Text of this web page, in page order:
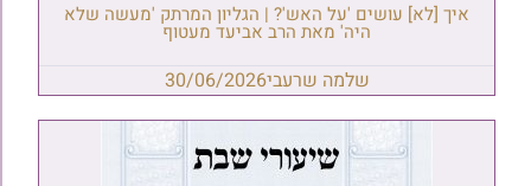
איך [לא] עושים 'על האש'? | הגליון המרתק 'מעשה שלא
היה' מאת הרב אביעד מעטוף
שלמה שרעבי30/06/2026